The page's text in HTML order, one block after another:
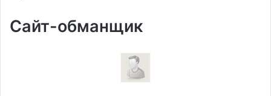
Сайт-обманщик